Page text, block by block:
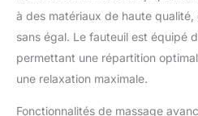
est
de
à des matériaux de haute
sans égal. Le fauteuil est équipé
permettant une répartition
une relaxation maximale.
Fonctionnalités de massage